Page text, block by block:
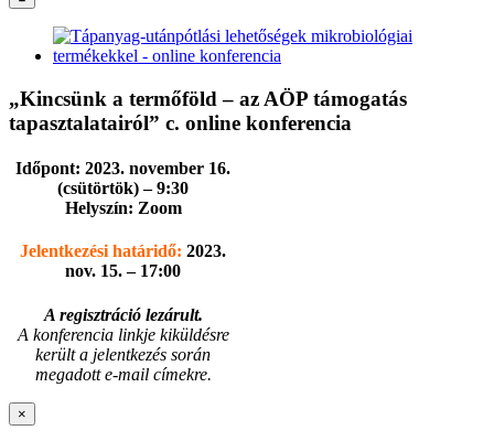
View
Larger
„Kincsünk a termőföld – az AÖP támogatás
tapasztalatairól” c. online konferencia
Időpont: 2023. november 16.
(csütörtök) – 9:30
Helyszín: Zoom
Jelentkezési határidő: 2023.
nov. 15. – 17:00
A regisztráció lezárult.
A konferencia linkje kiküldésre
került a jelentkezés során
megadott e-mail címekre.
×